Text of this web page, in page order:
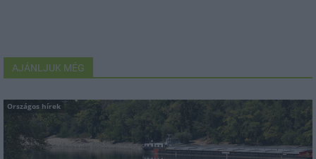
AJÁNLJUK MÉG
Országos hírek